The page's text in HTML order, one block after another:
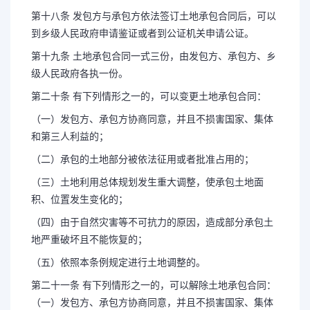
第十八条 发包方与承包方依法签订土地承包合同后，可以
到乡级人民政府申请鉴证或者到公证机关申请公证。
第十九条 土地承包合同一式三份，由发包方、承包方、乡
级人民政府各执一份。
第二十条 有下列情形之一的，可以变更土地承包合同：
（一）发包方、承包方协商同意，并且不损害国家、集体
和第三人利益的；
（二）承包的土地部分被依法征用或者批准占用的；
（三）土地利用总体规划发生重大调整，使承包土地面
积、位置发生变化的；
（四）由于自然灾害等不可抗力的原因，造成部分承包土
地严重破坏且不能恢复的；
（五）依照本条例规定进行土地调整的。
第二十一条 有下列情形之一的，可以解除土地承包合同：
（一）发包方、承包方协商同意，并且不损害国家、集体